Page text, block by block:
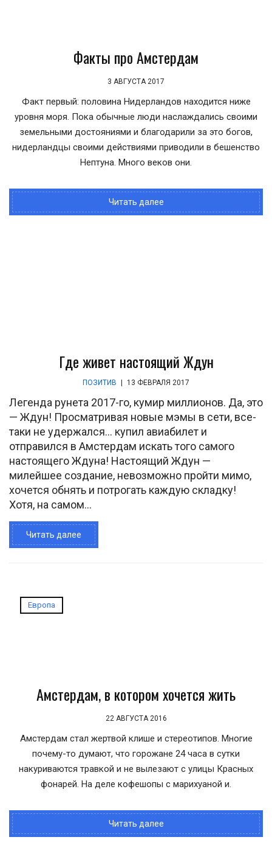
Факты про Амстердам
3 АВГУСТА 2017
Факт первый: половина Нидерландов находится ниже
уровня моря. Пока обычные люди наслаждались своими
земельными достояниями и благодарили за это богов,
нидерландцы своими действиями приводили в бешенство
Нептуна. Много веков они.
Читать далее
Где живет настоящий Ждун
ПОЗИТИВ | 13 ФЕВРАЛЯ 2017
Легенда рунета 2017-го, кумир миллионов. Да, это
— Ждун! Просматривая новые мэмы в сети, все-
таки не удержался... купил авиабилет и
отправился в Амстердам искать того самого
настоящего Ждуна! Настоящий Ждун —
милейшее создание, невозможно пройти мимо,
хочется обнять и потрогать каждую складку!
Хотя, на самом...
Читать далее
Европа
Амстердам, в котором хочется жить
22 АВГУСТА 2016
Амстердам стал жертвой клише и стереотипов. Многие
почему-то думают, что горожане 24 часа в сутки
накуриваются травкой и не вылезают с улицы Красных
фонарей. На деле кофешопы с марихуаной и.
Читать далее